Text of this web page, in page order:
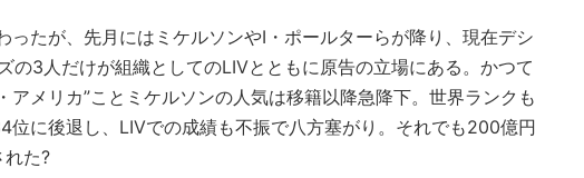
ったが、先月にはミケルソンやI・ポールターらが降り、現在デシ
の3人だけが組織としてのLIVとともに原告の立場にある。かつて
アメリカ”ことミケルソンの人気は移籍以降急降下。世界ランクも
位に後退し、LIVでの成績も不振で八方塞がり。それでも200億円
れた?